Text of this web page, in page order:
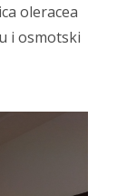
oleracea
i osmotski